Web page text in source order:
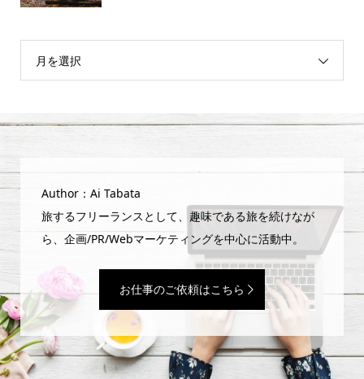
月を選択
Author：Ai Tabata
旅するフリーランスとして、趣味である旅を続けなが
ら、企画/PR/Webマーケティングを中心に活動中。
お仕事のご依頼はこちら